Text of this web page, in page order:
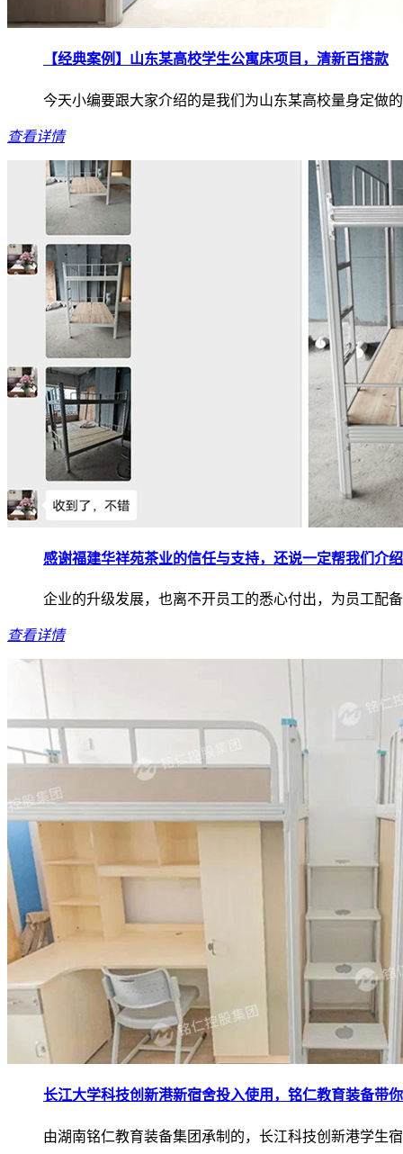
【经典案例】山东某高校学生公寓床项目，清新百搭款
今天小编要跟大家介绍的是我们为山东某高校量身定做
查看详情
感谢福建华祥苑茶业的信任与支持，还说一定帮我们介
企业的升级发展，也离不开员工的悉心付出，为员工配
查看详情
长江大学科技创新港新宿舍投入使用，铭仁教育装备带
由湖南铭仁教育装备集团承制的，长江科技创新港学生